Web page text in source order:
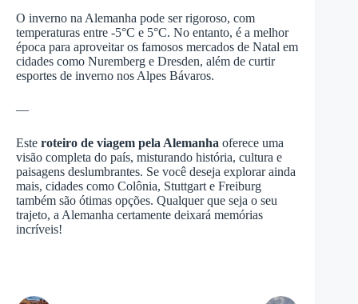
O inverno na Alemanha pode ser rigoroso, com
temperaturas entre -5°C e 5°C. No entanto, é a melhor
época para aproveitar os famosos mercados de Natal em
cidades como Nuremberg e Dresden, além de curtir
esportes de inverno nos Alpes Bávaros.
—
Este roteiro de viagem pela Alemanha oferece uma
visão completa do país, misturando história, cultura e
paisagens deslumbrantes. Se você deseja explorar ainda
mais, cidades como Colônia, Stuttgart e Freiburg
também são ótimas opções. Qualquer que seja o seu
trajeto, a Alemanha certamente deixará memórias
incríveis!